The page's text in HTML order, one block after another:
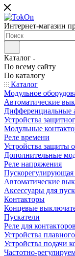
Интернет-магазин
Каталог
По всему сайту
По каталогу
Каталог
Модульное
Автоматические
Дифференциальные
Устройства
Модульные
Реле времени
Устройства защиты
Дополнительные
Реле напряжения
Автоматические
Аксессуары для
Контакторы
Концевые
Пускатели
Реле для контакторов
Устройства
Устройства подачи
Частотно-